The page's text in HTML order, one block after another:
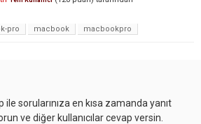
pro macbook macbookpro
sorularınıza en kısa zamanda yanıt
ve diğer kullanıcılar cevap versin.